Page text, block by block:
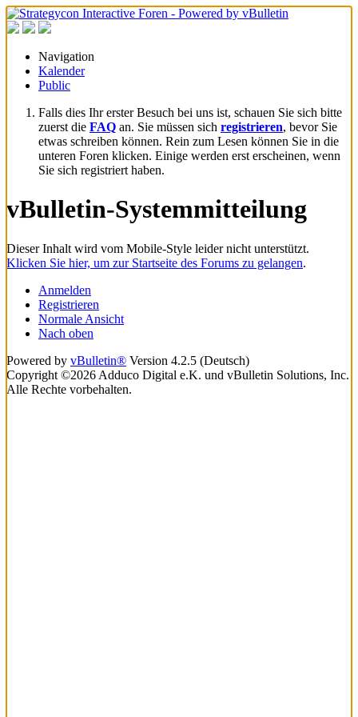
Navigation
Kalender
Public
Falls dies Ihr erster Besuch bei uns ist, schauen Sie sich bitte
zuerst die FAQ an. Sie müssen sich registrieren, bevor Sie
etwas schreiben können. Rein zum Lesen können Sie in die
unteren Foren klicken. Einige werden erst erscheinen, wenn
Sie sich registriert haben.
vBulletin-Systemmitteilung
Dieser Inhalt wird vom Mobile-Style leider nicht unterstützt.
Klicken Sie hier, um zur Startseite des Forums zu gelangen.
Anmelden
Registrieren
Normale Ansicht
Nach oben
Powered by vBulletin® Version 4.2.5 (Deutsch)
Copyright ©2026 Adduco Digital e.K. und vBulletin Solutions, Inc.
Alle Rechte vorbehalten.